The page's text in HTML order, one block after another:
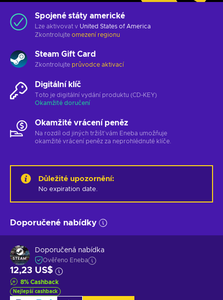
Spojené státy americké
Lze aktivovat v United States of America
Zkontrolujte omezení regionu
Steam Gift Card
Zkontrolujte průvodce aktivací
Digitální klíč
Toto je digitální vydání produktu (CD-KEY)
Okamžité doručení
Okamžité vrácení peněz
Na rozdíl od jiných tržišť vám Eneba umožňuje
okamžité vrácení peněz za neprohlédnuté klíče.
Důležité upozornění:
No expiration date.
Doporučené nabídky
Doporučená nabídka
Ověřeno Eneba
12,23 US$
8% Cashback
Nejlepší cashback